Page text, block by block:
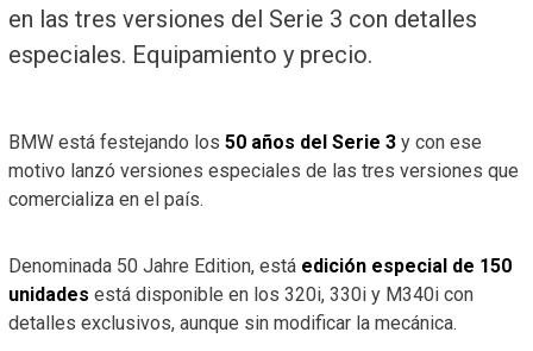
en las tres versiones del Serie 3 con detalles
especiales. Equipamiento y precio.
BMW está festejando los 50 años del Serie 3y con ese
motivo lanzó versiones especiales de las tres versiones que
comercializa en el país.
Denominada 50 Jahre Edition, está edición especial de 150
unidades está disponible en los 320i, 330i y M340i con
detalles exclusivos, aunque sin modificar la mecánica.